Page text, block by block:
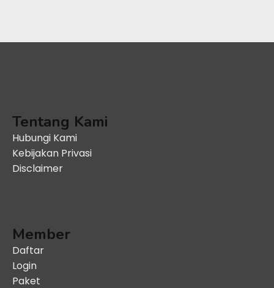
Tentang Kami
Hubungi Kami
Kebijakan Privasi
Disclaimer
Member
Daftar
Login
Paket